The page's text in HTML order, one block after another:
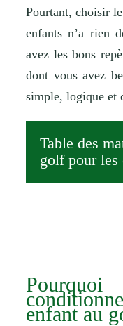
Pourtant, choisir
enfants n’a rien
avez les bons
dont vous avez
simple, logique et
Table des
golf pour les
enfant au